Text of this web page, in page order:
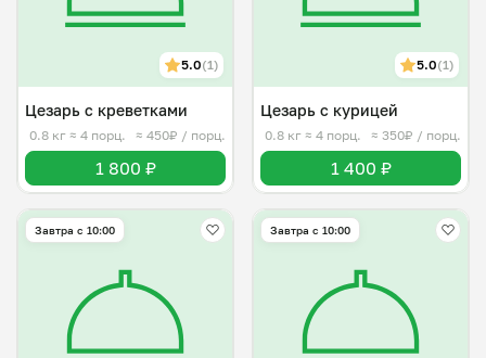
5.0(1)
Цезарь с креветками
0.8 кг ≈ 4 порц. ≈ 450₽ / порц.
1 800 ₽
5.0(1)
Цезарь с курицей
0.8 кг ≈ 4 порц. ≈ 350₽ / порц.
1 400 ₽
Завтра c 10:00 Завтра c 10:00